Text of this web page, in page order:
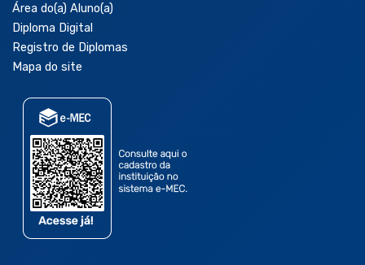
Área do(a) Aluno(a)
Diploma Digital
Registro de Diplomas
Mapa do site